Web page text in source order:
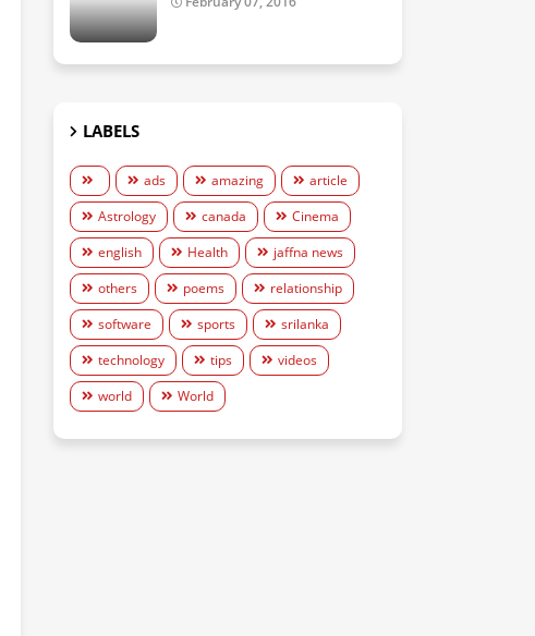
LABELS
ads amazing
article
Astrology
canada
Cinema
english
Health
jaffna news
others
poems
relationship
software
sports
srilanka
technology
tips
videos
world
World